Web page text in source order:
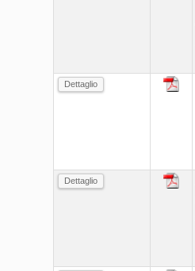
Dettaglio
Dettaglio